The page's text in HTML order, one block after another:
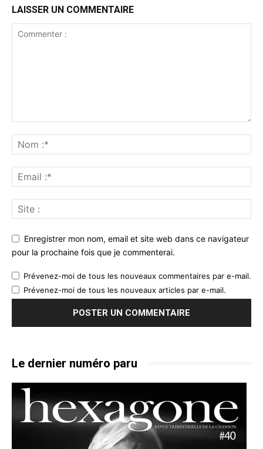
LAISSER UN COMMENTAIRE
Enregistrer mon nom, email et site web dans ce navigateur
pour la prochaine fois que je commenterai.
Prévenez-moi de tous les nouveaux commentaires par e-mail.
Prévenez-moi de tous les nouveaux articles par e-mail.
Le dernier numéro paru